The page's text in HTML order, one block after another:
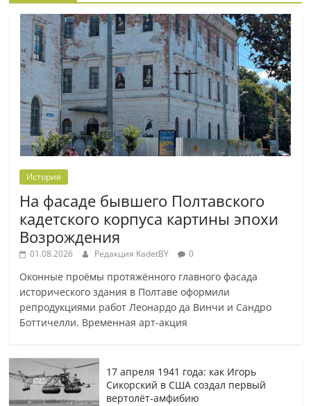
История
На фасаде бывшего Полтавского
кадетского корпуса картины эпохи
Возрождения
01.08.2026 Редакция KadetBY 0
Оконные проёмы протяжённого главного фасада
исторического здания в Полтаве оформили
репродукциями работ Леонардо да Винчи и Сандро
Боттичелли. Временная арт-акция
17 апреля 1941 года: как Игорь
Сикорский в США создал первый
вертолёт-амфибию